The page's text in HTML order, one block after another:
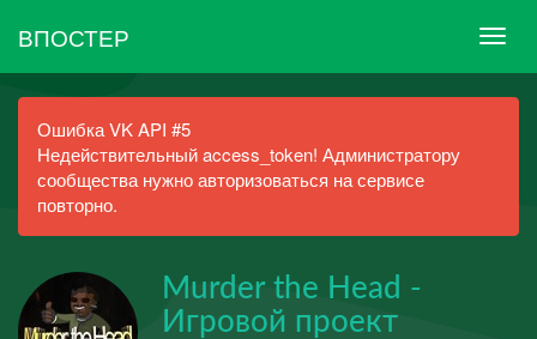
ВПОСТЕР
Ошибка VK API #5
Недействительный access_token! Администратору
сообщества нужно авторизоваться на сервисе
повторно.
Murder the Head -
Игровой проект